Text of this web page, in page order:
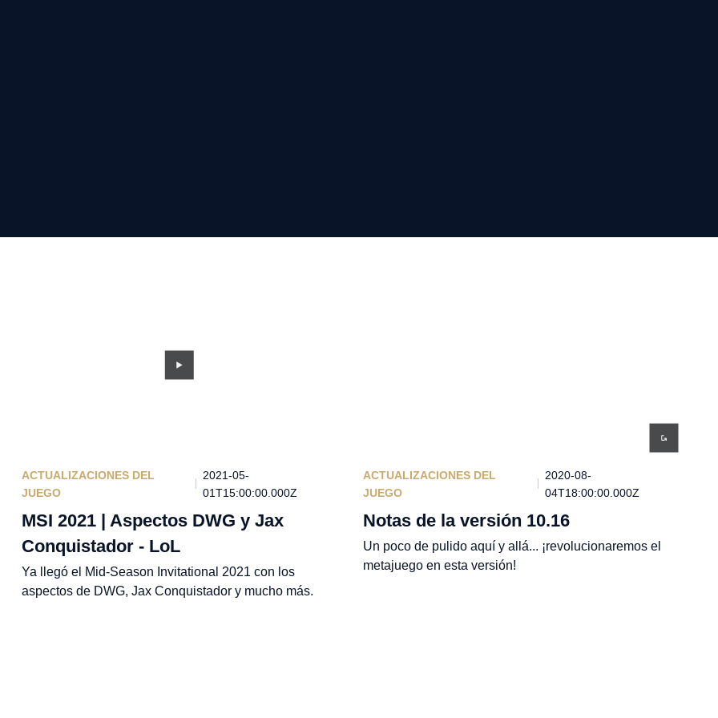
ACTUALIZACIONES DEL
JUEGO
2021-05-
01T15:00:00.000Z
MSI 2021 | Aspectos DWG y Jax
Conquistador - LoL
Ya llegó el Mid-Season Invitational 2021 con los
aspectos de DWG, Jax Conquistador y mucho más.
ACTUALIZACIONES DEL
JUEGO
2020-08-
04T18:00:00.000Z
Notas de la versión 10.16
Un poco de pulido aquí y allá... ¡revolucionaremos el
metajuego en esta versión!